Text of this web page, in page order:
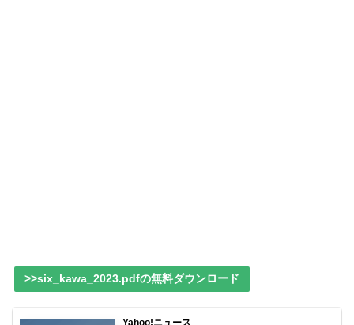
>>six_kawa_2023.pdfの無料ダウンロード